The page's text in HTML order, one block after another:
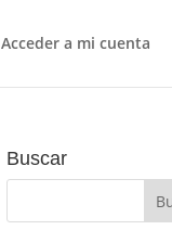
Acceder a mi cuenta
Buscar